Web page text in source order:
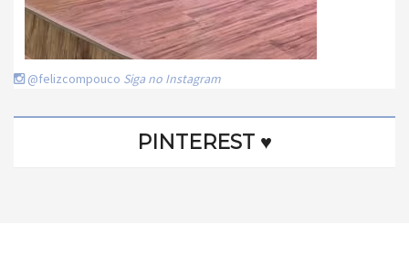
@felizcompouco Siga no Instagram
PINTEREST ♥